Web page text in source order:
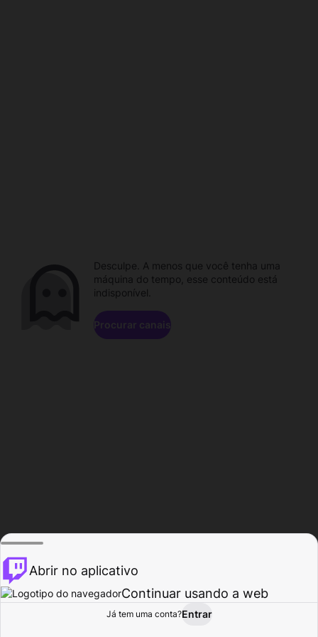
Procurar Atividade
Desculpe. A menos que você tenha uma
máquina do tempo, esse conteúdo está
indisponível.
Procurar canais
Abrir no aplicativo
Continuar usando a web
Já tem uma conta?Entrar